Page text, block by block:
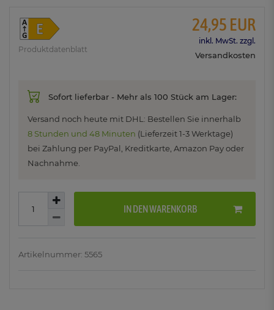
Produktdatenblatt
24,95 EUR
inkl. MwSt. zzgl.
Versandkosten
Sofort lieferbar - Mehr als 100 Stück am Lager:
Versand noch heute mit DHL: Bestellen Sie innerhalb
8 Stunden und 48 Minuten (Lieferzeit 1-3 Werktage)
bei Zahlung per PayPal, Kreditkarte, Amazon Pay oder
Nachnahme.
IN DEN WARENKORB
Artikelnummer: 5565